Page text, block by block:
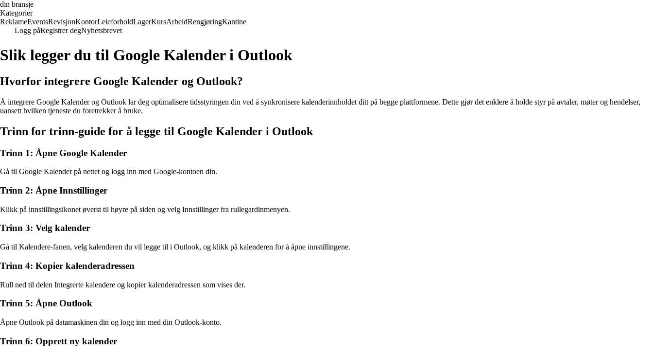
din bransje
Kategorier
ReklameEventsRevisjonKontorLeieforholdLagerKursArbeidRengjøringKantine
Logg påRegistrer degNyhetsbrevet
Slik legger du til Google Kalender i Outlook
Hvorfor integrere Google Kalender og Outlook?
Å integrere Google Kalender og Outlook lar deg optimalisere tidsstyringen din ved å synkronisere kalenderinnholdet ditt på begge plattformene. Dette gjør det enklere å holde styr på avtaler, møter og hendelser,
uansett hvilken tjeneste du foretrekker å bruke.
Trinn for trinn-guide for å legge til Google Kalender i Outlook
Trinn 1: Åpne Google Kalender
Gå til Google Kalender på nettet og logg inn med Google-kontoen din.
Trinn 2: Åpne Innstillinger
Klikk på innstillingsikonet øverst til høyre på siden og velg Innstillinger fra rullegardinmenyen.
Trinn 3: Velg kalender
Gå til Kalendere-fanen, velg kalenderen du vil legge til i Outlook, og klikk på kalenderen for å åpne innstillingene.
Trinn 4: Kopier kalenderadressen
Rull ned til delen Integrerte kalendere og kopier kalenderadressen som vises der.
Trinn 5: Åpne Outlook
Åpne Outlook på datamaskinen din og logg inn med din Outlook-konto.
Trinn 6: Opprett ny kalender